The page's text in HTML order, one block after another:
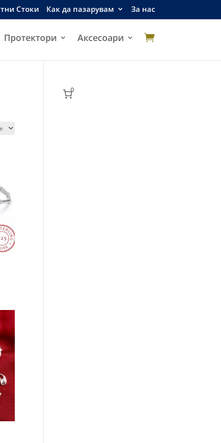
Стоки Как да пазарувам За нас
Протектори Аксесоари 
0